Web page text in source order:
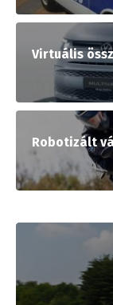
Virtuális
Robotizált